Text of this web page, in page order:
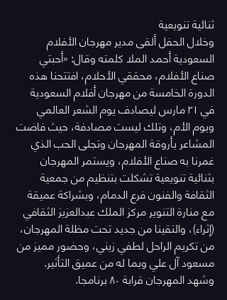
ثنائية تنويعية
وخلال الحفل ألقى مدير مهرجان الأفلام
السعودية أحمد الملا كلمته وقال: «أحبتي
صناع الأفلام، محققي الأحلام، افتتحنا هذه
الدورة الخامسة من مهرجان أفلام السعودية
في ٢١ مارس ليصادف يوم الشعر العالمي
ويوم الأم، وتلك ليست مصادفة، حيث فاضت
المشاعر بأروقة المهرجان وتجلى الحب الذي
غمرنا به صناع الأفلام، ويستمر المهرجان
بثنائية تنويعية تشكلت بتنظيم من جمعية
الثقافة والفنون فرع الدمام، وبشراكة عميقة
مع منارة التنوير مركز الملك عبدالعزيز الثقافي
(إثراء)، والتقينا من جديد تحت مظلة المهرجان،
من تكريم الراحل لطفي زيني، وحضور مميز من
مسعود آل علي وبما له من عميق التأثير.
وشهد المهرجان قرابة ٨٠ برنامجا.